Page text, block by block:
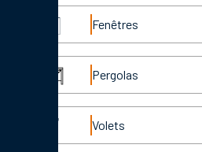
Fenêtres
Pergolas
Volets